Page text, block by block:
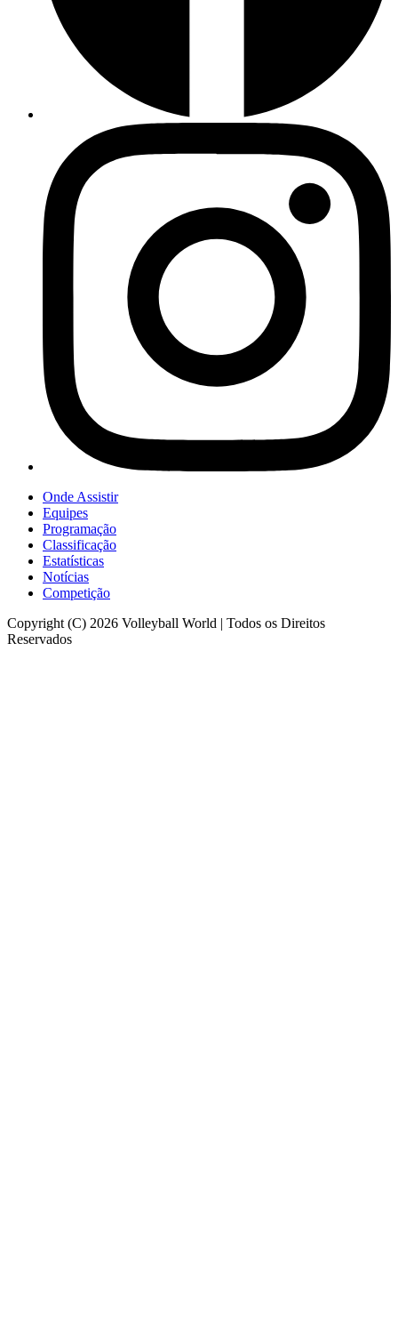
Onde Assistir
Equipes
Programação
Classificação
Estatísticas
Notícias
Competição
Copyright (C) 2026 Volleyball World | Todos os Direitos
Reservados